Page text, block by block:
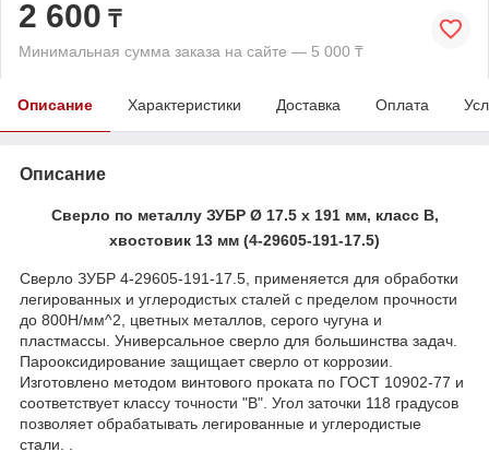
2 600 ₸
Минимальная сумма заказа на сайте — 5 000 ₸
Описание Характеристики Доставка Оплата
Описание
Сверло по металлу ЗУБР Ø 17.5 x 191 мм, класс В,
хвостовик 13 мм (4-29605-191-17.5)
Сверло ЗУБР 4-29605-191-17.5, применяется для обработки
легированных и углеродистых сталей с пределом прочности
до 800Н/мм^2, цветных металлов, серого чугуна и
пластмассы. Универсальное сверло для большинства задач.
Парооксидирование защищает сверло от коррозии.
Изготовлено методом винтового проката по ГОСТ 10902-77 и
соответствует классу точности "В". Угол заточки 118 градусов
позволяет обрабатывать легированные и углеродистые
стали. .